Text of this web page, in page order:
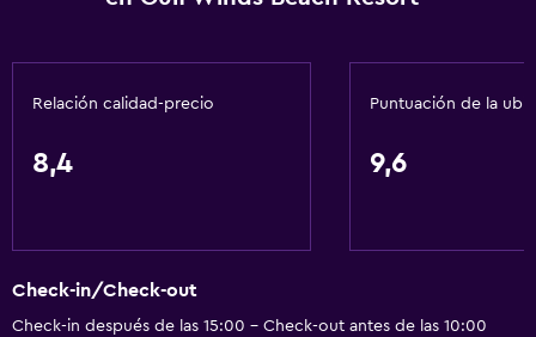
Relación calidad-precio
8,4
Puntuación de la
9,6
Check-in/Check-out
Check-in después de las 15:00 - Check-out antes de las 10:00